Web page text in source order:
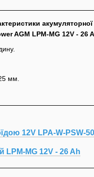
акумуляторної
AGM LPM-MG 12V - 26
мм.
12V LPA-W-PSW-
LPM-MG 12V - 26 Ah